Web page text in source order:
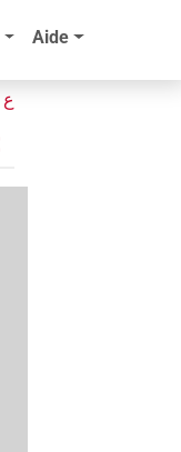
Aide
ع